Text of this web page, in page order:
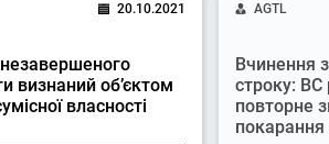
20.10.2021
визнаний об’єктом
власності
AGTL
Вчинення
строку: ВС
повторне